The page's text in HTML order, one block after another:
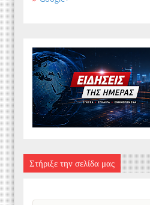
Στήριξε την σελίδα μας